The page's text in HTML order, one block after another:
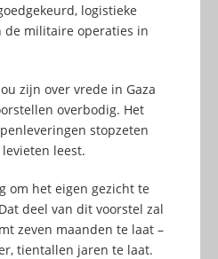
logistieke
militaire operaties in
zijn over vrede in Gaza
overbodig. Het
stopzeten
leest.
om het eigen gezicht te
deel van dit voorstel zal
zeven maanden te laat –
tientallen jaren te laat.